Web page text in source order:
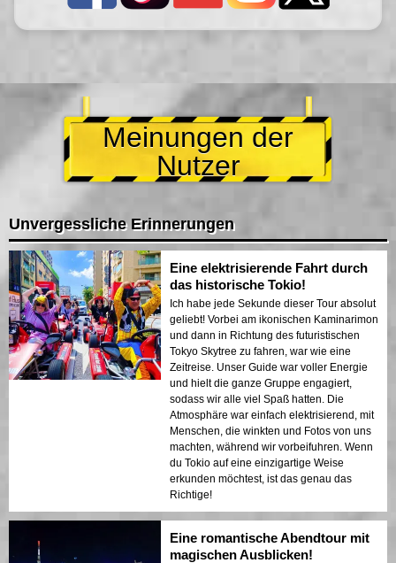
Meinungen der
Nutzer
Unvergessliche Erinnerungen
Eine elektrisierende Fahrt durch
das historische Tokio!
Ich habe jede Sekunde dieser Tour absolut
geliebt! Vorbei am ikonischen Kaminarimon
und dann in Richtung des futuristischen
Tokyo Skytree zu fahren, war wie eine
Zeitreise. Unser Guide war voller Energie
und hielt die ganze Gruppe engagiert,
sodass wir alle viel Spaß hatten. Die
Atmosphäre war einfach elektrisierend, mit
Menschen, die winkten und Fotos von uns
machten, während wir vorbeifuhren. Wenn
du Tokio auf eine einzigartige Weise
erkunden möchtest, ist das genau das
Richtige!
Eine romantische Abendtour mit
magischen Ausblicken!